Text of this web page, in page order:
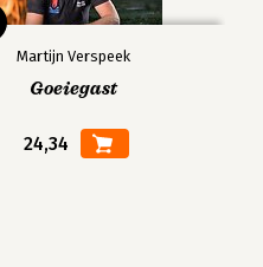
Martijn Verspeek
Goeiegast
24,34